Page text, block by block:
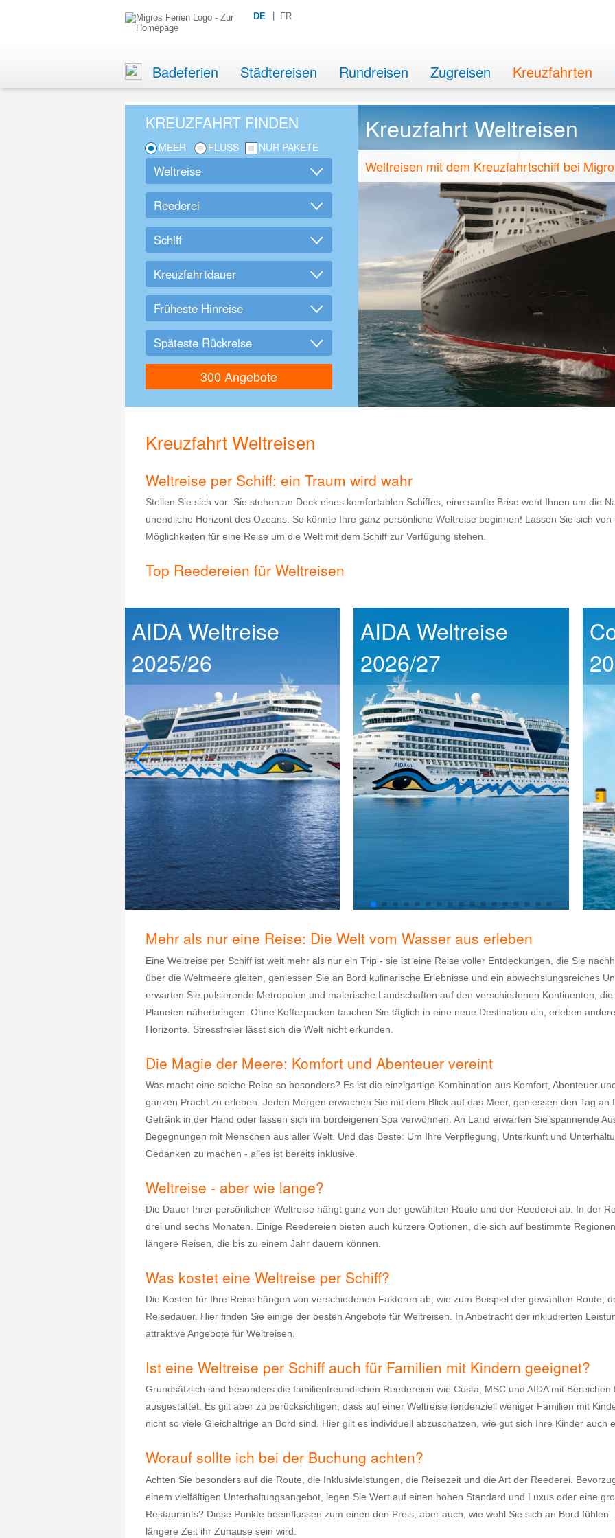
DE FR
Badeferien Städtereisen Rundreisen Zugreisen Kreuzfahrten
KREUZFAHRT FINDEN
MEER FLUSS NUR PAKETE
Kreuzfahrt Weltreisen
Weltreisen mit dem Kreuzfahrtschiff bei
Kreuzfahrt Weltreisen
Weltreise per Schiff: ein Traum wird wahr
Stellen Sie sich vor: Sie stehen an Deck eines komfortablen Schiffes, eine sanfte Brise weht Ihnen um die
unendliche Horizont des Ozeans. So könnte Ihre ganz persönliche Weltreise beginnen! Lassen Sie sich
Möglichkeiten für eine Reise um die Welt mit dem Schiff zur Verfügung stehen.
Top Reedereien für Weltreisen
AIDA Weltreise
2025/26
AIDA Weltreise
2026/27
Mehr als nur eine Reise: Die Welt vom Wasser aus erleben
Eine Weltreise per Schiff ist weit mehr als nur ein Trip - sie ist eine Reise voller Entdeckungen, die Sie
über die Weltmeere gleiten, geniessen Sie an Bord kulinarische Erlebnisse und ein abwechslungsreiches
erwarten Sie pulsierende Metropolen und malerische Landschaften auf den verschiedenen Kontinenten,
Planeten näherbringen. Ohne Kofferpacken tauchen Sie täglich in eine neue Destination ein, erleben
Horizonte. Stressfreier lässt sich die Welt nicht erkunden.
Die Magie der Meere: Komfort und Abenteuer vereint
Was macht eine solche Reise so besonders? Es ist die einzigartige Kombination aus Komfort, Abenteuer
ganzen Pracht zu erleben. Jeden Morgen erwachen Sie mit dem Blick auf das Meer, geniessen den Tag an
Getränk in der Hand oder lassen sich im bordeigenen Spa verwöhnen. An Land erwarten Sie spannende
Begegnungen mit Menschen aus aller Welt. Und das Beste: Um Ihre Verpflegung, Unterkunft und
Gedanken zu machen - alles ist bereits inklusive.
Weltreise - aber wie lange?
Die Dauer Ihrer persönlichen Weltreise hängt ganz von der gewählten Route und der Reederei ab. In der
drei und sechs Monaten. Einige Reedereien bieten auch kürzere Optionen, die sich auf bestimmte
längere Reisen, die bis zu einem Jahr dauern können.
Was kostet eine Weltreise per Schiff?
Die Kosten für Ihre Reise hängen von verschiedenen Faktoren ab, wie zum Beispiel der gewählten Route,
Reisedauer. Hier finden Sie einige der besten Angebote für Weltreisen. In Anbetracht der inkludierten
attraktive Angebote für Weltreisen.
Ist eine Weltreise per Schiff auch für Familien mit Kindern geeignet?
Grundsätzlich sind besonders die familienfreundlichen Reedereien wie Costa, MSC und AIDA mit
ausgestattet. Es gilt aber zu berücksichtigen, dass auf einer Weltreise tendenziell weniger Familien mit
nicht so viele Gleichaltrige an Bord sind. Hier gilt es individuell abzuschätzen, wie gut sich Ihre Kinder auch
Worauf sollte ich bei der Buchung achten?
Achten Sie besonders auf die Route, die Inklusivleistungen, die Reisezeit und die Art der Reederei.
einem vielfältigen Unterhaltungsangebot, legen Sie Wert auf einen hohen Standard und Luxus oder eine
Restaurants? Diese Punkte beeinflussen zum einen den Preis, aber auch, wie wohl Sie sich an Bord
längere Zeit ihr Zuhause sein wird.